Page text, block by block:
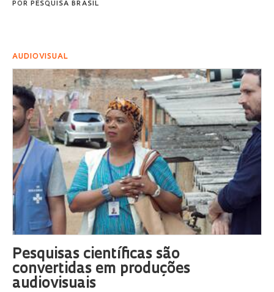
POR PESQUISA BRASIL
AUDIOVISUAL
Pesquisas científicas são
convertidas em produções
audiovisuais